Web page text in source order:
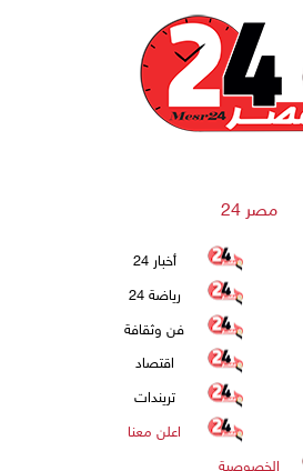
مصر 24
أخبار 24
رياضة 24
فن وثقافة
اقتصاد
تريندات
اعلن معنا
الخصوصية